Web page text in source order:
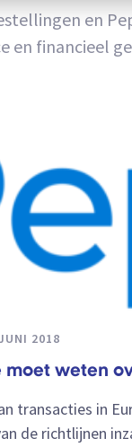
en
en financieel
2018
moet weten
transacties in
de richtlijnen